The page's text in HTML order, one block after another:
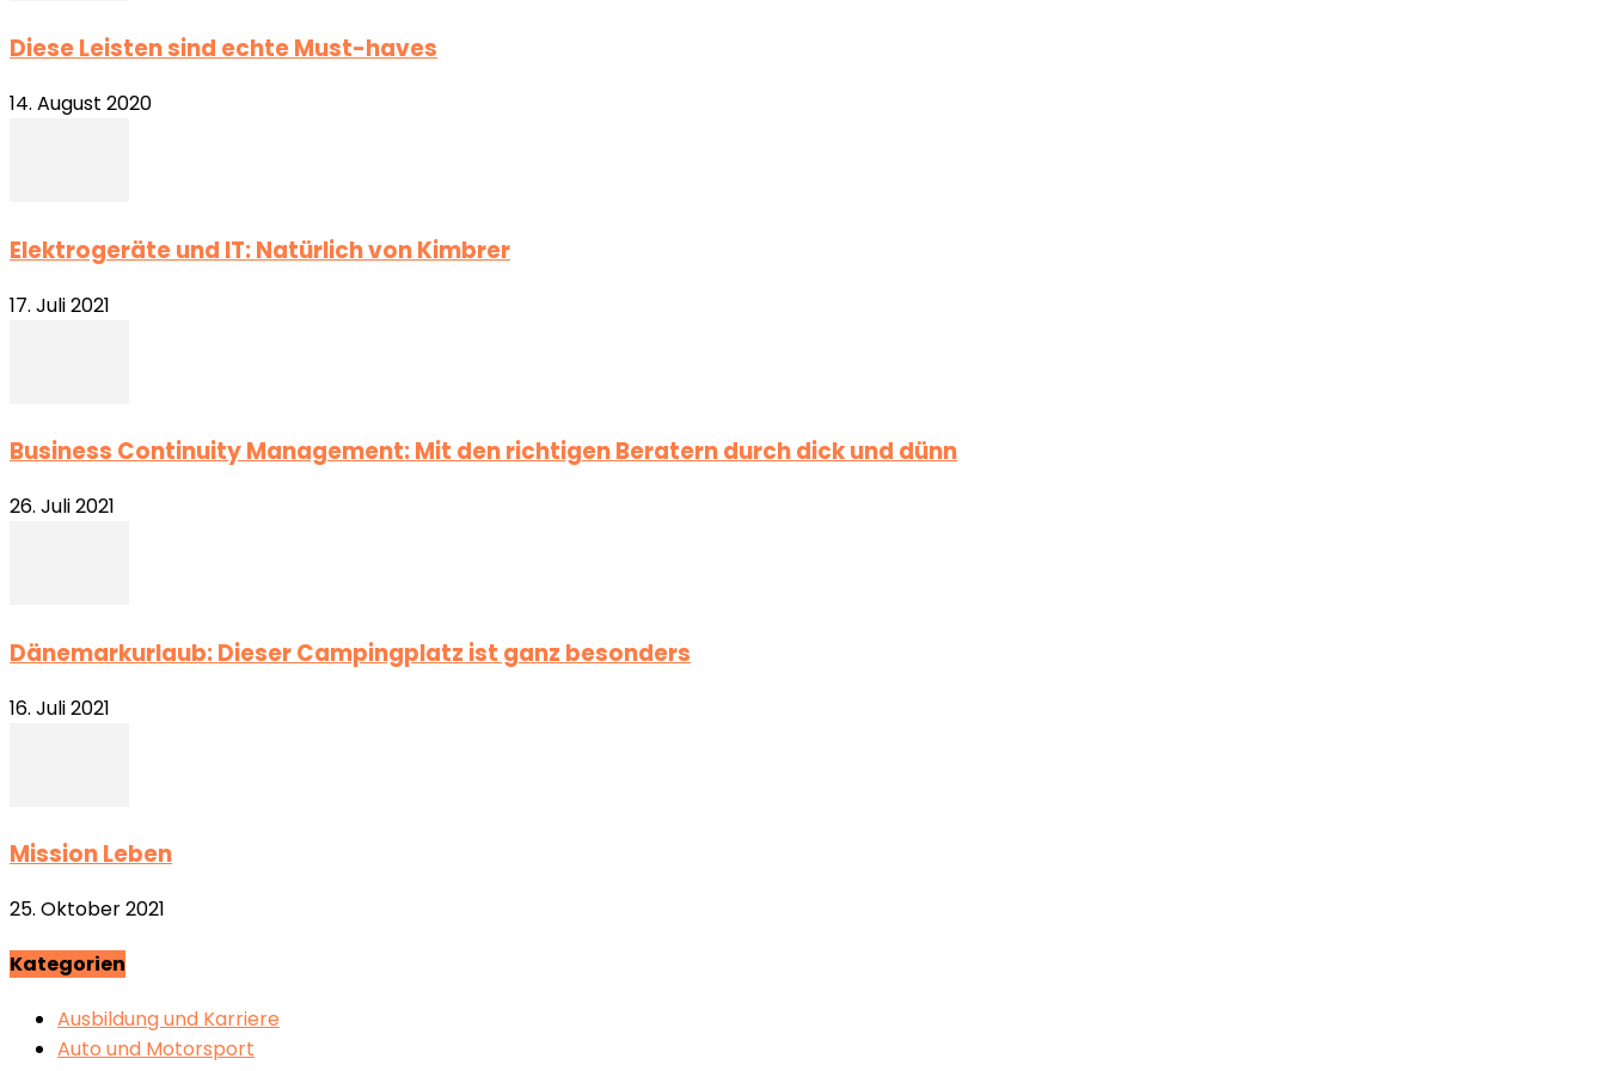
Diese Leisten sind echte Must-haves
14. August 2020
Elektrogeräte und IT: Natürlich von Kimbrer
17. Juli 2021
Business Continuity Management: Mit den richtigen Beratern durch dick und dünn
26. Juli 2021
Dänemarkurlaub: Dieser Campingplatz ist ganz besonders
16. Juli 2021
Mission Leben
25. Oktober 2021
Kategorien
Ausbildung und Karriere
Auto und Motorsport